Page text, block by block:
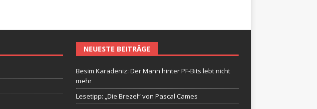
NEUESTE BEITRÄGE
Besim Karadeniz: Der Mann hinter PF-Bits lebt nicht
mehr
Lesetipp: „Die Brezel“ von Pascal Cames